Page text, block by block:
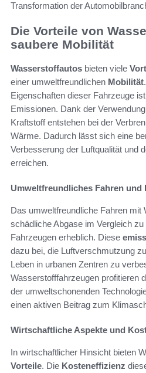
Transformation der
Die Vorteile von
saubere Mobilität
Wasserstoffautos bieten viele
einer umweltfreundlichen Mobilität
Eigenschaften dieser Fahrzeuge
Emissionen. Dank der
Kraftstoff entstehen bei der
Wärme. Dadurch lässt sich eine
Verbesserung der Luftqualität und
erreichen.
Umweltfreundliches Fahren
Das umweltfreundliche Fahren mit
schädliche Abgase im Vergleich
Fahrzeugen erheblich. Diese
dazu bei, die Luftverschmutzung
Leben in urbanen Zentren zu
Wasserstofffahrzeugen profitieren
der umweltschonenden
einen aktiven Beitrag zum
Wirtschaftliche Aspekte und
In wirtschaftlicher Hinsicht bieten
Vorteile. Die Kosteneffizienz